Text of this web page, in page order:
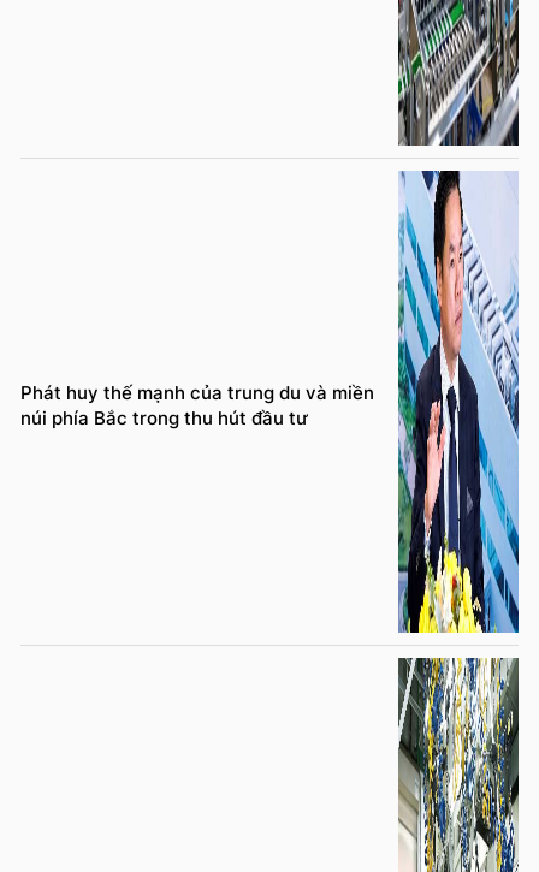
Phát huy thế mạnh của trung du và miền
núi phía Bắc trong thu hút đầu tư